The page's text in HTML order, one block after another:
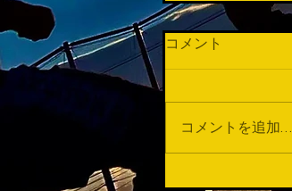
コメント
コメントを追加…